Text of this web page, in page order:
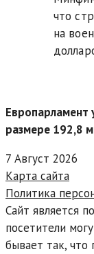
что
на
Европарламент
размере 192,8
7 Август 2026
Карта сайта
Политика
Сайт является
посетители
бывает так, что